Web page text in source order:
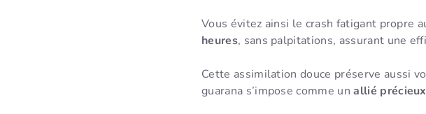
Vous évitez ainsi le crash fatigant propre
heures, sans palpitations, assurant une
Cette assimilation douce préserve aussi
guarana s’impose comme unallié